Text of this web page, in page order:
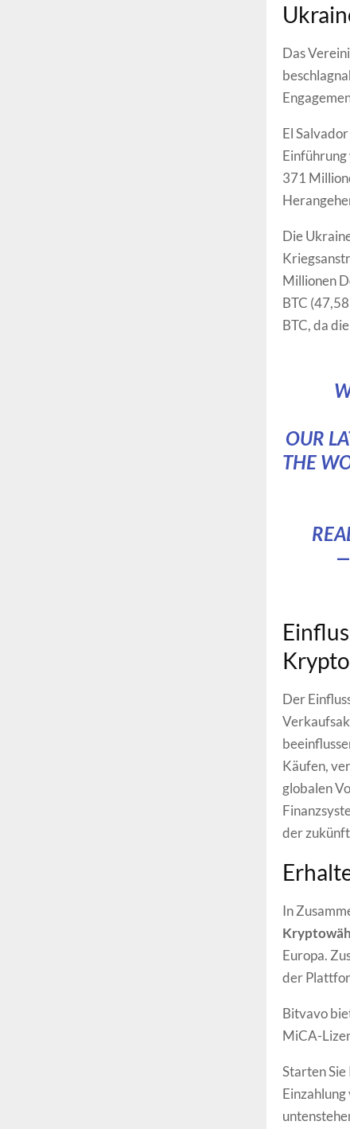
Das
El
Einführung
371
Die
Millionen
BTC
BTC, da
OUR
THE
Der
Käufen,
globalen
der
In
Europa.
der
Bitvavo
MiCA-
Starten